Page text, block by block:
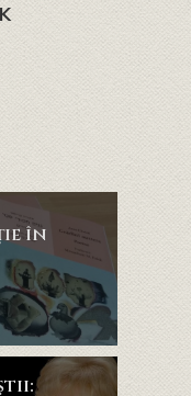
în